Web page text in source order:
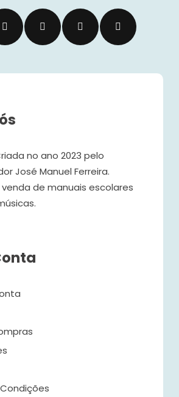
no ano 2023 pelo
José Manuel Ferreira.
de manuais escolares